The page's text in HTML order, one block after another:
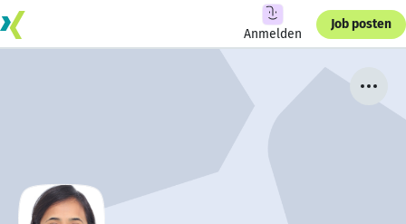
Anmelden
Job posten